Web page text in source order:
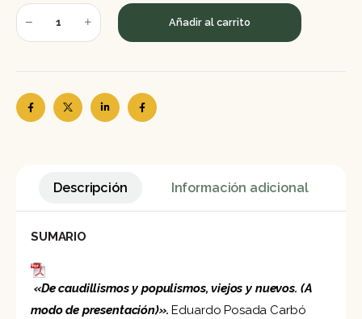
Añadir al carrito
Descripción Información adicional
SUMARIO
«De caudillismos y populismos, viejos y nuevos. (A
modo de presentación)». Eduardo Posada Carbó